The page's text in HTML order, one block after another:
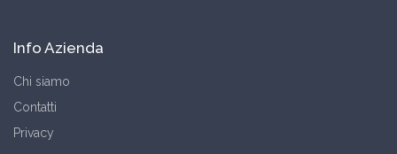
Info Azienda
Chi siamo
Contatti
Privacy